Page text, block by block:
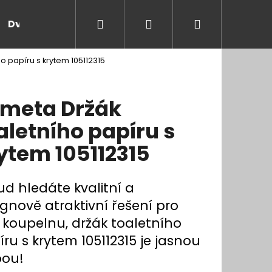
Dveře a zárubně Kontakt Blog
Přihlášení
s krytem 105112315
Držák
papíru s
105112315
hledáte kvalitní a
atraktivní řešení pro
koupelnu, držák toaletního
s krytem 105112315 je jasnou